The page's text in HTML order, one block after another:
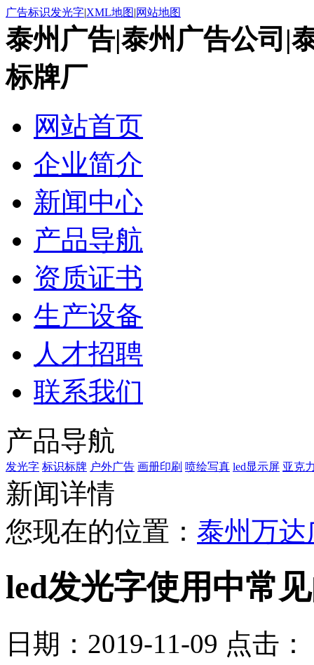
广告标识发光字|XML地图|网站地图
泰州广告|泰州广告公司|
标牌厂
网站首页
企业简介
新闻中心
产品导航
资质证书
生产设备
人才招聘
联系我们
产品导航
发光字 标识标牌 户外广告 画册印刷 喷绘写真 led显示屏 亚克
新闻详情
您现在的位置： 泰州万
led发光字使用中常
日期： 2019-11-09 点击：